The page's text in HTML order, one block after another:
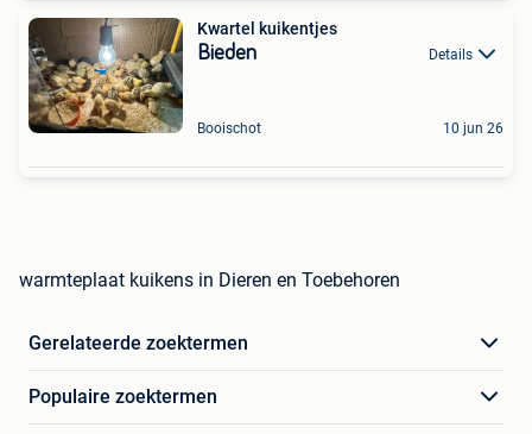
Kwartel kuikentjes
Bieden Details
Booischot 10 jun 26
warmteplaat kuikens in Dieren en Toebehoren
Gerelateerde zoektermen
Populaire zoektermen